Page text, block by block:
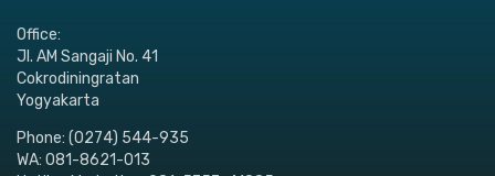
Office:
Jl. AM Sangaji No. 41
Cokrodiningratan
Yogyakarta
Phone: (0274) 544-935
WA: 081-8621-013